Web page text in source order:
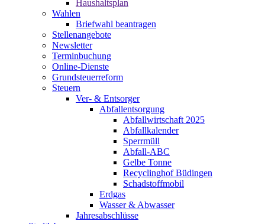
Haushaltsplan
Wahlen
Briefwahl beantragen
Stellenangebote
Newsletter
Terminbuchung
Online-Dienste
Grundsteuerreform
Steuern
Ver- & Entsorger
Abfallentsorgung
Abfallwirtschaft 2025
Abfallkalender
Sperrmüll
Abfall-ABC
Gelbe Tonne
Recyclinghof Büdingen
Schadstoffmobil
Erdgas
Wasser & Abwasser
Jahresabschlüsse